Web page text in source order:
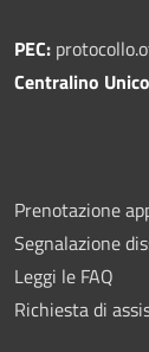
PEC:
Centralino
Prenotazione
Segnalazione
Leggi le FAQ
Richiesta di